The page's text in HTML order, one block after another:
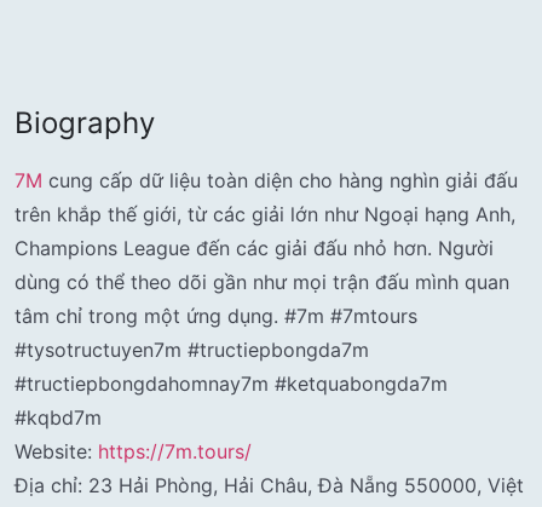
Biography
7M cung cấp dữ liệu toàn diện cho hàng nghìn giải đấu
trên khắp thế giới, từ các giải lớn như Ngoại hạng Anh,
Champions League đến các giải đấu nhỏ hơn. Người
dùng có thể theo dõi gần như mọi trận đấu mình quan
tâm chỉ trong một ứng dụng. #7m #7mtours
#tysotructuyen7m #tructiepbongda7m
#tructiepbongdahomnay7m #ketquabongda7m
#kqbd7m
Website: https://7m.tours/
Địa chỉ: 23 Hải Phòng, Hải Châu, Đà Nẵng 550000, Việt